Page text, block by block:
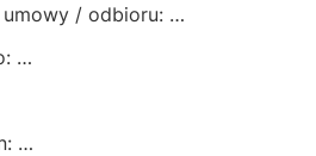
umowy / odbioru: …
…
…